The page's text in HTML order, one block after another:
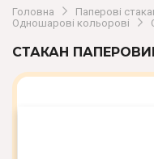
Головна Паперові
Одношарові кольорові
СТАКАН